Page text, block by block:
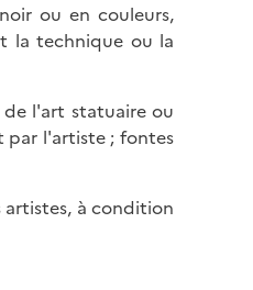
ou en couleurs,
la technique ou la
l'art statuaire ou
par l'artiste ; fontes
artistes, à condition